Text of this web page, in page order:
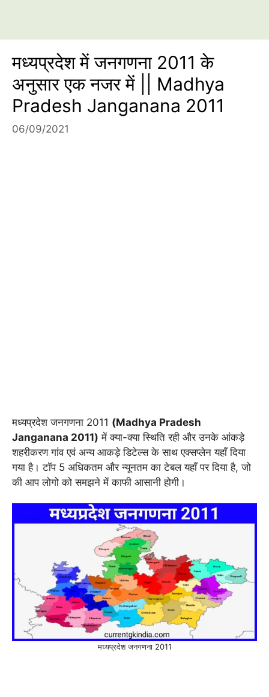
मध्यप्रदेश में जनगणना 2011 के
अनुसार एक नजर में || Madhya
Pradesh Janganana 2011
06/09/2021
मध्यप्रदेश जनगणना 2011 (Madhya Pradesh
Janganana 2011) में क्या-क्या स्थिति रही और उनके आंकड़े
शहरीकरण गांव एवं अन्य आकड़े डिटेल्स के साथ एक्सप्लेन यहाँ दिया
गया है। टॉप 5 अधिकतम और न्यूनतम का टेबल यहाँ पर दिया है, जो
की आप लोगो को समझने में काफी आसानी होगी।
मध्यप्रदेश जनगणना 2011